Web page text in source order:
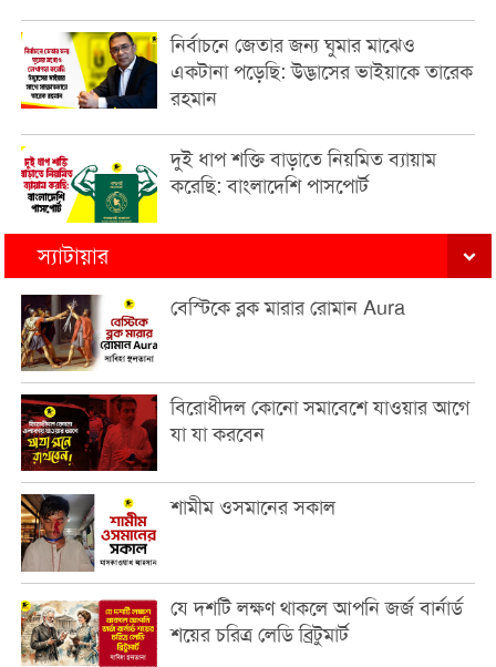
নির্বাচনে জেতার জন্য ঘুমার মাঝেও
একটানা পড়েছি: উদ্ভাসের ভাইয়াকে তারেক
রহমান
দুই ধাপ শক্তি বাড়াতে নিয়মিত ব্যায়াম
করেছি: বাংলাদেশি পাসপোর্ট
স্যাটায়ার
বেস্টিকে ব্লক মারার রোমান Aura
বিরোধীদল কোনো সমাবেশে যাওয়ার আগে
যা যা করবেন
শামীম ওসমানের সকাল
যে দশটি লক্ষণ থাকলে আপনি জর্জ বার্নার্ড
শয়ের চরিত্র লেডি ব্রিটুমার্ট